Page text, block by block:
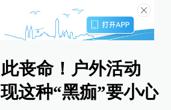
丧命！户外活动
这种“黑痂”要小心